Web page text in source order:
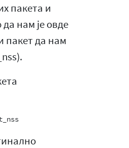
пакета и
нам је овде
пакет да нам